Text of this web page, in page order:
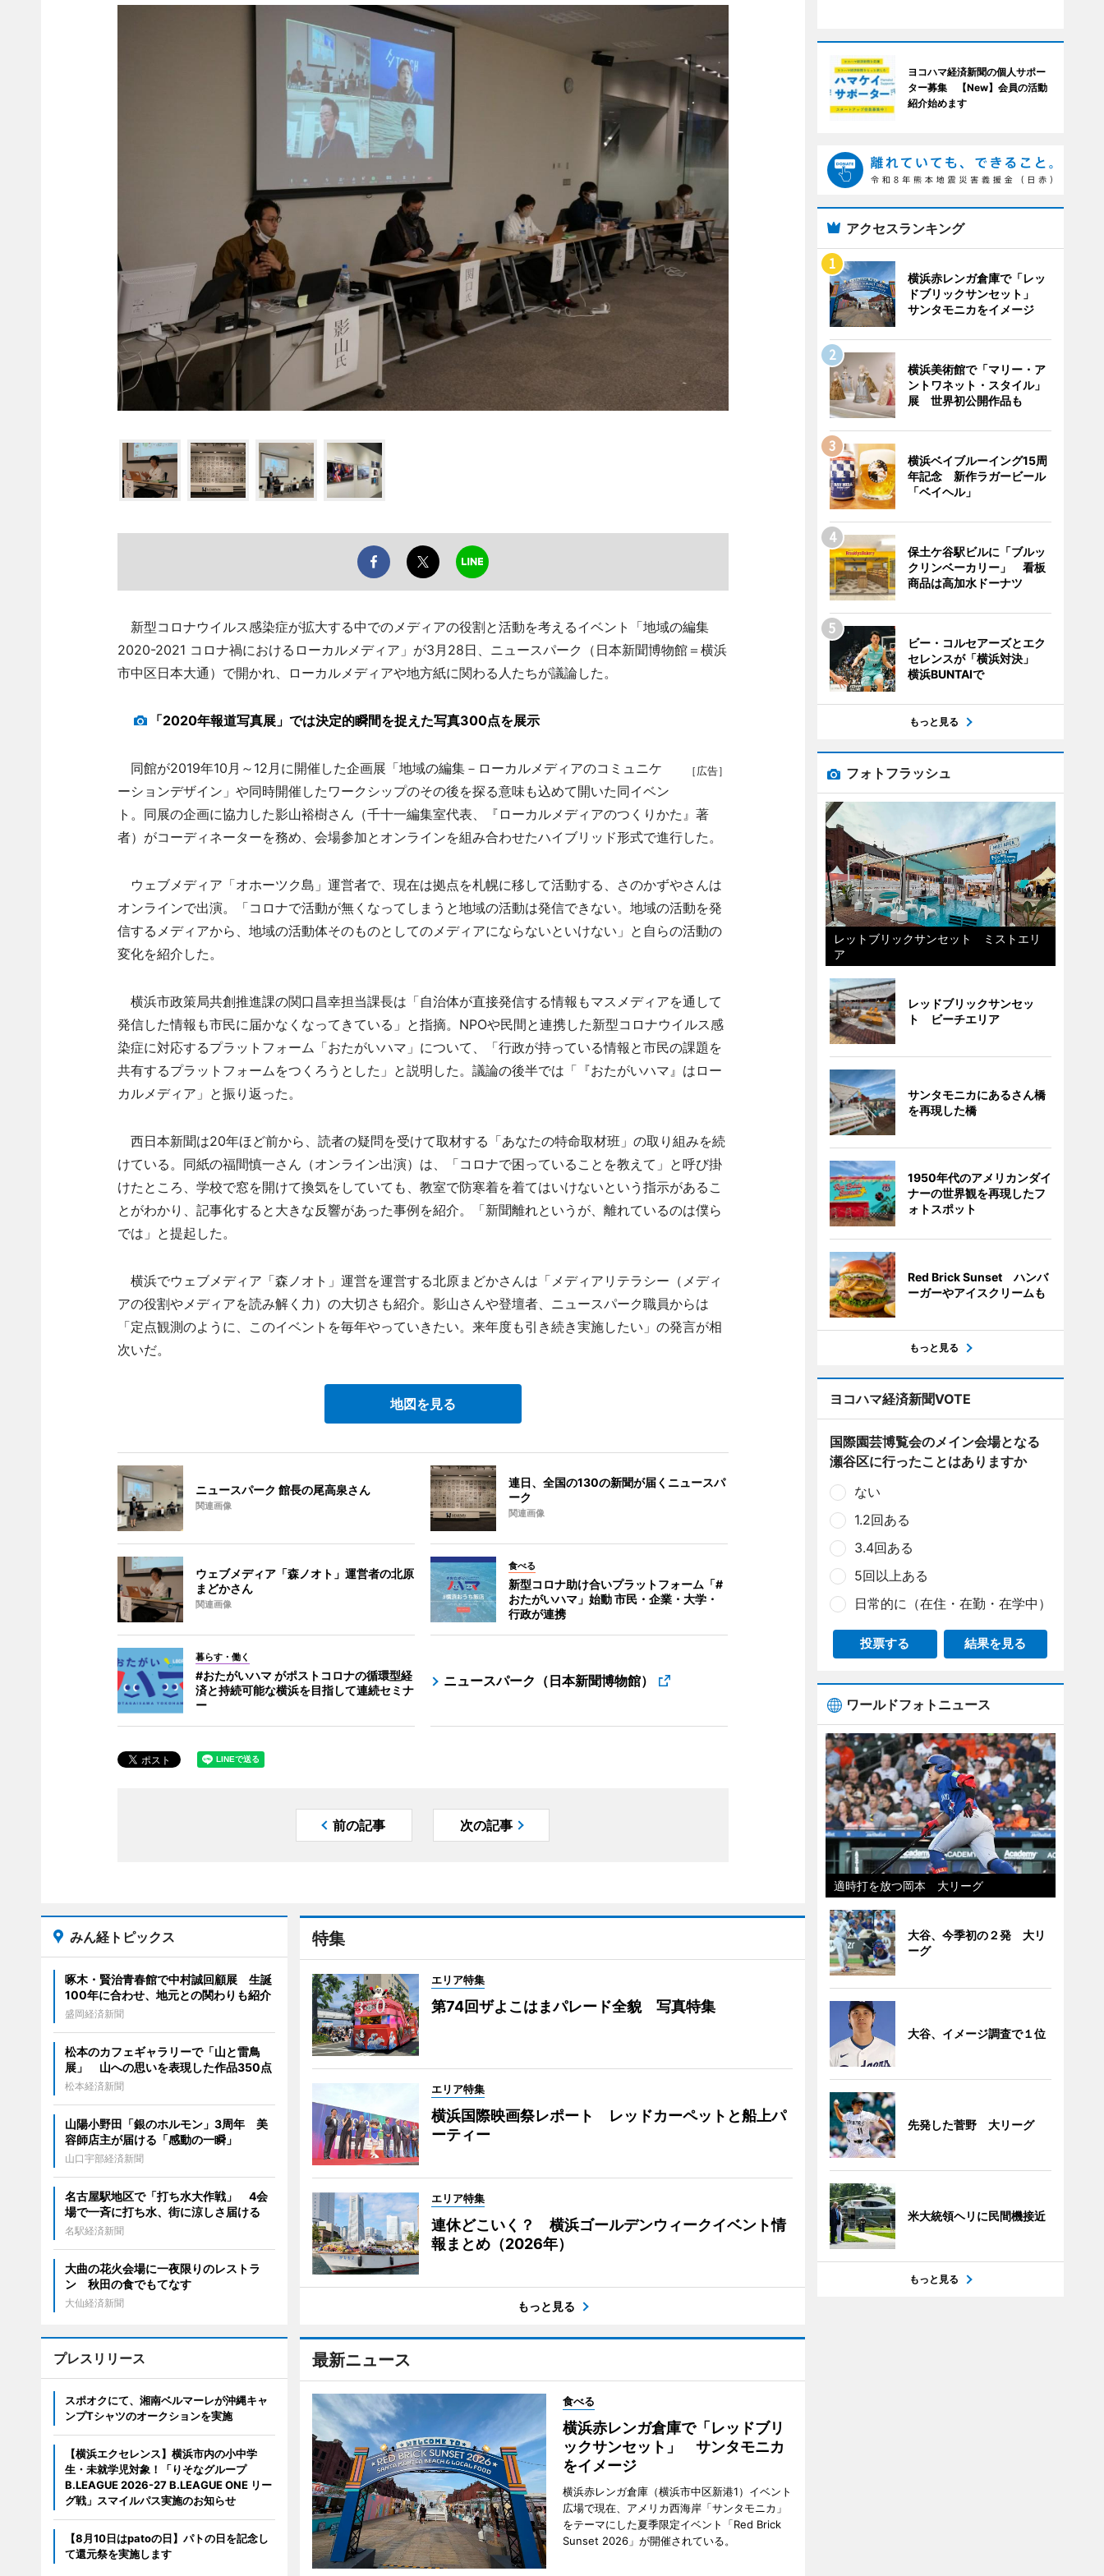
新型コロナウイルス感染症が拡大する中でのメディアの役割と活動を考えるイベント「地域の編集
2020-2021 コロナ禍におけるローカルメディア」が3月28日、ニュースパーク（日本新聞博物館＝横浜
市中区日本大通）で開かれ、ローカルメディアや地方紙に関わる人たちが議論した。
「2020年報道写真展」では決定的瞬間を捉えた写真300点を展示
［広告］
同館が2019年10月～12月に開催した企画展「地域の編集－ローカルメディアのコミュニケ
ーションデザイン」や同時開催したワークシップのその後を探る意味も込めて開いた同イベン
ト。同展の企画に協力した影山裕樹さん（千十一編集室代表、『ローカルメディアのつくりかた』著
者）がコーディネーターを務め、会場参加とオンラインを組み合わせたハイブリッド形式で進行した。
ウェブメディア「オホーツク島」運営者で、現在は拠点を札幌に移して活動する、さのかずやさんは
オンラインで出演。「コロナで活動が無くなってしまうと地域の活動は発信できない。地域の活動を発
信するメディアから、地域の活動体そのものとしてのメディアにならないといけない」と自らの活動の
変化を紹介した。
横浜市政策局共創推進課の関口昌幸担当課長は「自治体が直接発信する情報もマスメディアを通して
発信した情報も市民に届かなくなってきている」と指摘。NPOや民間と連携した新型コロナウイルス感
染症に対応するプラットフォーム「おたがいハマ」について、「行政が持っている情報と市民の課題を
共有するプラットフォームをつくろうとした」と説明した。議論の後半では「『おたがいハマ』はロー
カルメディア」と振り返った。
西日本新聞は20年ほど前から、読者の疑問を受けて取材する「あなたの特命取材班」の取り組みを続
けている。同紙の福間慎一さん（オンライン出演）は、「コロナで困っていることを教えて」と呼び掛
けたところ、学校で窓を開けて換気をしていても、教室で防寒着を着てはいけないという指示があるこ
とがわかり、記事化すると大きな反響があった事例を紹介。「新聞離れというが、離れているのは僕ら
では」と提起した。
横浜でウェブメディア「森ノオト」運営を運営する北原まどかさんは「メディアリテラシー（メディ
アの役割やメディアを読み解く力）の大切さも紹介。影山さんや登壇者、ニュースパーク職員からは
「定点観測のように、このイベントを毎年やっていきたい。来年度も引き続き実施したい」の発言が相
次いだ。
地図を見る
ニュースパーク 館長の尾高泉さん
関連画像
連日、全国の130の新聞が届くニュースパ
ーク
関連画像
ウェブメディア「森ノオト」運営者の北原
まどかさん
関連画像
食べる
新型コロナ助け合いプラットフォーム「#
おたがいハマ」始動 市民・企業・大学・
行政が連携
暮らす・働く
#おたがいハマ がポストコロナの循環型経
済と持続可能な横浜を目指して連続セミナ
ー
ニュースパーク（日本新聞博物館）
前の記事 次の記事
特集
エリア特集
第74回ザよこはまパレード全貌 写真特集
エリア特集
横浜国際映画祭レポート レッドカーペットと船上パ
ーティー
エリア特集
連休どこいく？ 横浜ゴールデンウィークイベント情
報まとめ（2026年）
もっと見る
最新ニュース
食べる
横浜赤レンガ倉庫で「レッドブリ
ックサンセット」 サンタモニカ
をイメージ
横浜赤レンガ倉庫（横浜市中区新港1）イベント
広場で現在、アメリカ西海岸「サンタモニカ」
をテーマにした夏季限定イベント「Red Brick
Sunset 2026」が開催されている。
みん経トピックス
啄木・賢治青春館で中村誠回顧展 生誕
100年に合わせ、地元との関わりも紹介
盛岡経済新聞
松本のカフェギャラリーで「山と雷鳥
展」 山への思いを表現した作品350点
松本経済新聞
山陽小野田「銀のホルモン」3周年 美
容師店主が届ける「感動の一瞬」
山口宇部経済新聞
名古屋駅地区で「打ち水大作戦」 4会
場で一斉に打ち水、街に涼しさ届ける
名駅経済新聞
大曲の花火会場に一夜限りのレストラ
ン 秋田の食でもてなす
大仙経済新聞
プレスリリース
スポオクにて、湘南ベルマーレが沖縄キャ
ンプTシャツのオークションを実施
【横浜エクセレンス】横浜市内の小中学
生・未就学児対象！「りそなグループ
B.LEAGUE 2026-27 B.LEAGUE ONE リー
グ戦」スマイルパス実施のお知らせ
【8月10日はpatoの日】パトの日を記念し
て還元祭を実施します
ヨコハマ経済新聞の個人サポー
ター募集 【New】会員の活動
紹介始めます
アクセスランキング
横浜赤レンガ倉庫で「レッ
ドブリックサンセット」
サンタモニカをイメージ
横浜美術館で「マリー・ア
ントワネット・スタイル」
展 世界初公開作品も
横浜ベイブルーイング15周
年記念 新作ラガービール
「ベイヘル」
保土ケ谷駅ビルに「ブルッ
クリンベーカリー」 看板
商品は高加水ドーナツ
ビー・コルセアーズとエク
セレンスが「横浜対決」
横浜BUNTAIで
もっと見る
フォトフラッシュ
レットブリックサンセット ミストエリ
ア
レッドブリックサンセッ
ト ビーチエリア
サンタモニカにあるさん橋
を再現した橋
1950年代のアメリカンダイ
ナーの世界観を再現したフ
ォトスポット
Red Brick Sunset ハンバ
ーガーやアイスクリームも
もっと見る
ヨコハマ経済新聞VOTE
国際園芸博覧会のメイン会場となる
瀬谷区に行ったことはありますか
ない
1.2回ある
3.4回ある
5回以上ある
日常的に（在住・在勤・在学中）
投票する 結果を見る
ワールドフォトニュース
適時打を放つ岡本 大リーグ
大谷、今季初の２発 大リ
ーグ
大谷、イメージ調査で１位
先発した菅野 大リーグ
米大統領ヘリに民間機接近
もっと見る